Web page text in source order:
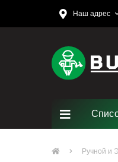
Наш адрес
Ручной и